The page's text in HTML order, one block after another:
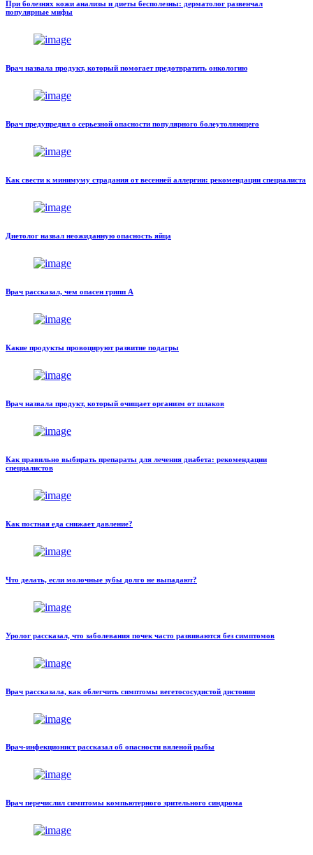
При болезнях кожи анализы и диеты бесполезны: дерматолог развенчал
популярные мифы
Врач назвала продукт, который помогает предотвратить онкологию
Врач предупредил о серьезной опасности популярного болеутоляющего
Как свести к минимуму страдания от весенней аллергии: рекомендации специалиста
Диетолог назвал неожиданную опасность яйца
Врач рассказал, чем опасен грипп А
Какие продукты провоцируют развитие подагры
Врач назвала продукт, который очищает организм от шлаков
Как правильно выбирать препараты для лечения диабета: рекомендации
специалистов
Как постная еда снижает давление?
Что делать, если молочные зубы долго не выпадают?
Уролог рассказал, что заболевания почек часто развиваются без симптомов
Врач рассказала, как облегчить симптомы вегетососудистой дистонии
Врач-инфекционист рассказал об опасности вяленой рыбы
Врач перечислил симптомы компьютерного зрительного синдрома